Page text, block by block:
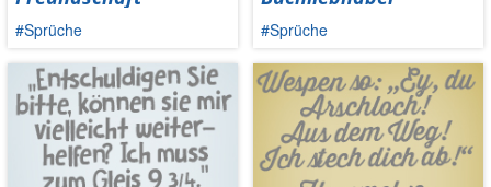
#Sprüche #Sprüche